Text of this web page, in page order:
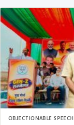
OBJECTIONABLE SPEECH